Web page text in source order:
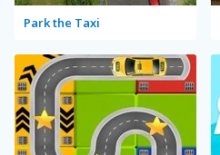
Park the Taxi